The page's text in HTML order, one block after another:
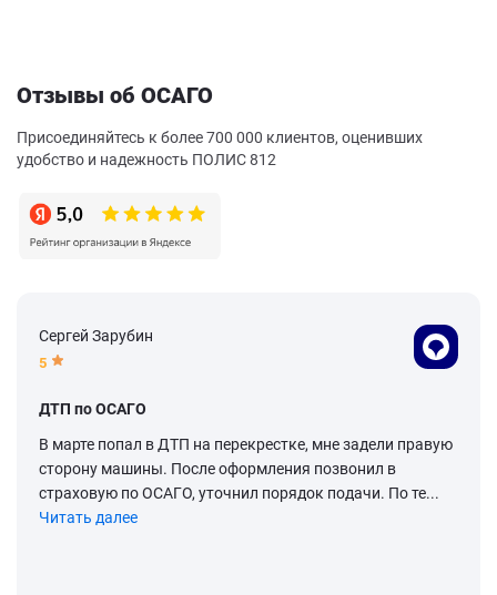
Отзывы об ОСАГО
Присоединяйтесь к более 700 000 клиентов, оценивших
удобство и надежность ПОЛИС 812
Сергей Зарубин
5
ДТП по ОСАГО
В марте попал в ДТП на перекрестке, мне задели правую
сторону машины. После оформления позвонил в
страховую по ОСАГО, уточнил порядок подачи. По те...
Читать далее